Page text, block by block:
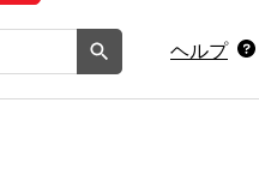
ヘルプ